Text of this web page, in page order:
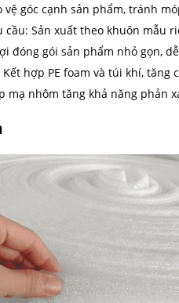
vệ góc cạnh sản phẩm, tránh
Sản xuất theo khuôn mẫu
đóng gói sản phẩm nhỏ gọn,
hợp PE foam và túi khí, tăng
mạ nhôm tăng khả năng phản